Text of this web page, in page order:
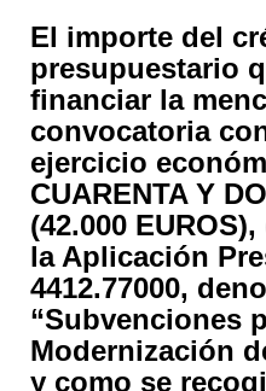
El importe del
presupuestario
financiar la
convocatoria
ejercicio
CUARENTA Y
(42.000
la Aplicación
4412.77000,
“Subvenciones
Modernización
y como se